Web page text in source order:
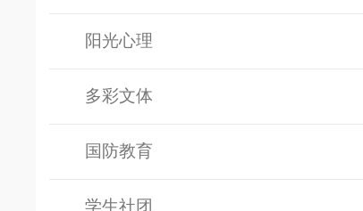
阳光心理
多彩文体
国防教育
学生社团